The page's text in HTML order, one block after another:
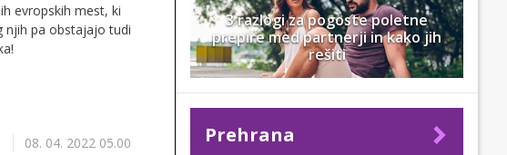
evropskih mest, ki
njih pa obstajajo tudi
08. 04. 2022 05.00
3 razlogi za pogoste poletne
prepire med partnerji in kako jih
rešiti
Prehrana